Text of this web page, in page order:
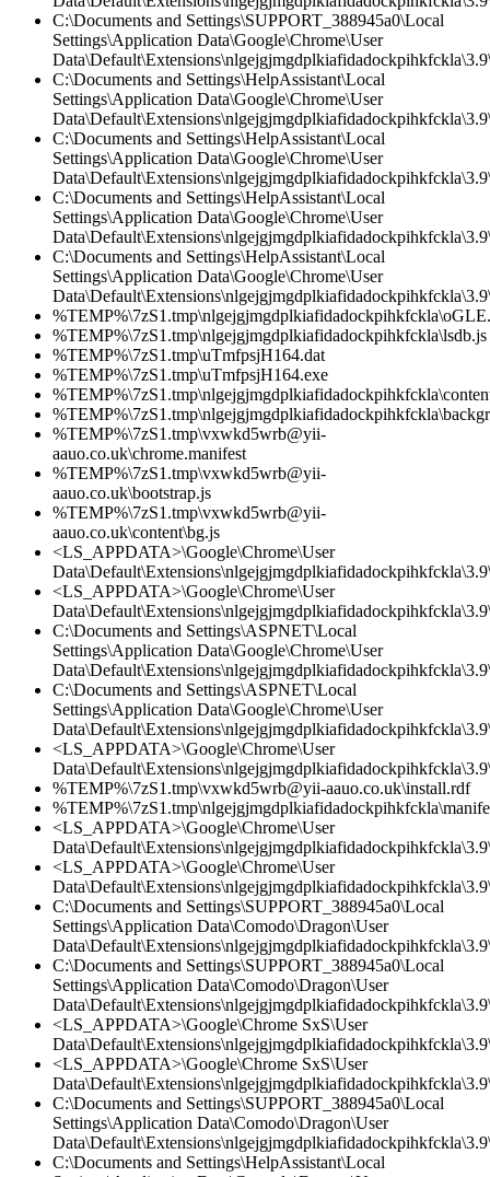
C:\Documents and Settings\SUPPORT_388945a0\Local
Settings\Application Data\Google\Chrome\User
C:\Documents and Settings\HelpAssistant\Local
Settings\Application Data\Google\Chrome\User
C:\Documents and Settings\HelpAssistant\Local
Settings\Application Data\Google\Chrome\User
C:\Documents and Settings\HelpAssistant\Local
Settings\Application Data\Google\Chrome\User
C:\Documents and Settings\HelpAssistant\Local
Settings\Application Data\Google\Chrome\User
%TEMP%\7zS1.tmp\nlgejgjmgdplkiafidadockpihkfckla\lsdb.js
%TEMP%\7zS1.tmp\uTmfpsjH164.dat
%TEMP%\7zS1.tmp\uTmfpsjH164.exe
%TEMP%\7zS1.tmp\vxwkd5wrb@yii-
aauo.co.uk\chrome.manifest
%TEMP%\7zS1.tmp\vxwkd5wrb@yii-
aauo.co.uk\bootstrap.js
%TEMP%\7zS1.tmp\vxwkd5wrb@yii-
aauo.co.uk\content\bg.js
<LS_APPDATA>\Google\Chrome\User
<LS_APPDATA>\Google\Chrome\User
C:\Documents and Settings\ASPNET\Local
Settings\Application Data\Google\Chrome\User
C:\Documents and Settings\ASPNET\Local
Settings\Application Data\Google\Chrome\User
<LS_APPDATA>\Google\Chrome\User
%TEMP%\7zS1.tmp\vxwkd5wrb@yii-aauo.co.uk\install.rdf
<LS_APPDATA>\Google\Chrome\User
<LS_APPDATA>\Google\Chrome\User
C:\Documents and Settings\SUPPORT_388945a0\Local
Settings\Application Data\Comodo\Dragon\User
C:\Documents and Settings\SUPPORT_388945a0\Local
Settings\Application Data\Comodo\Dragon\User
<LS_APPDATA>\Google\Chrome SxS\User
<LS_APPDATA>\Google\Chrome SxS\User
C:\Documents and Settings\SUPPORT_388945a0\Local
Settings\Application Data\Comodo\Dragon\User
C:\Documents and Settings\HelpAssistant\Local